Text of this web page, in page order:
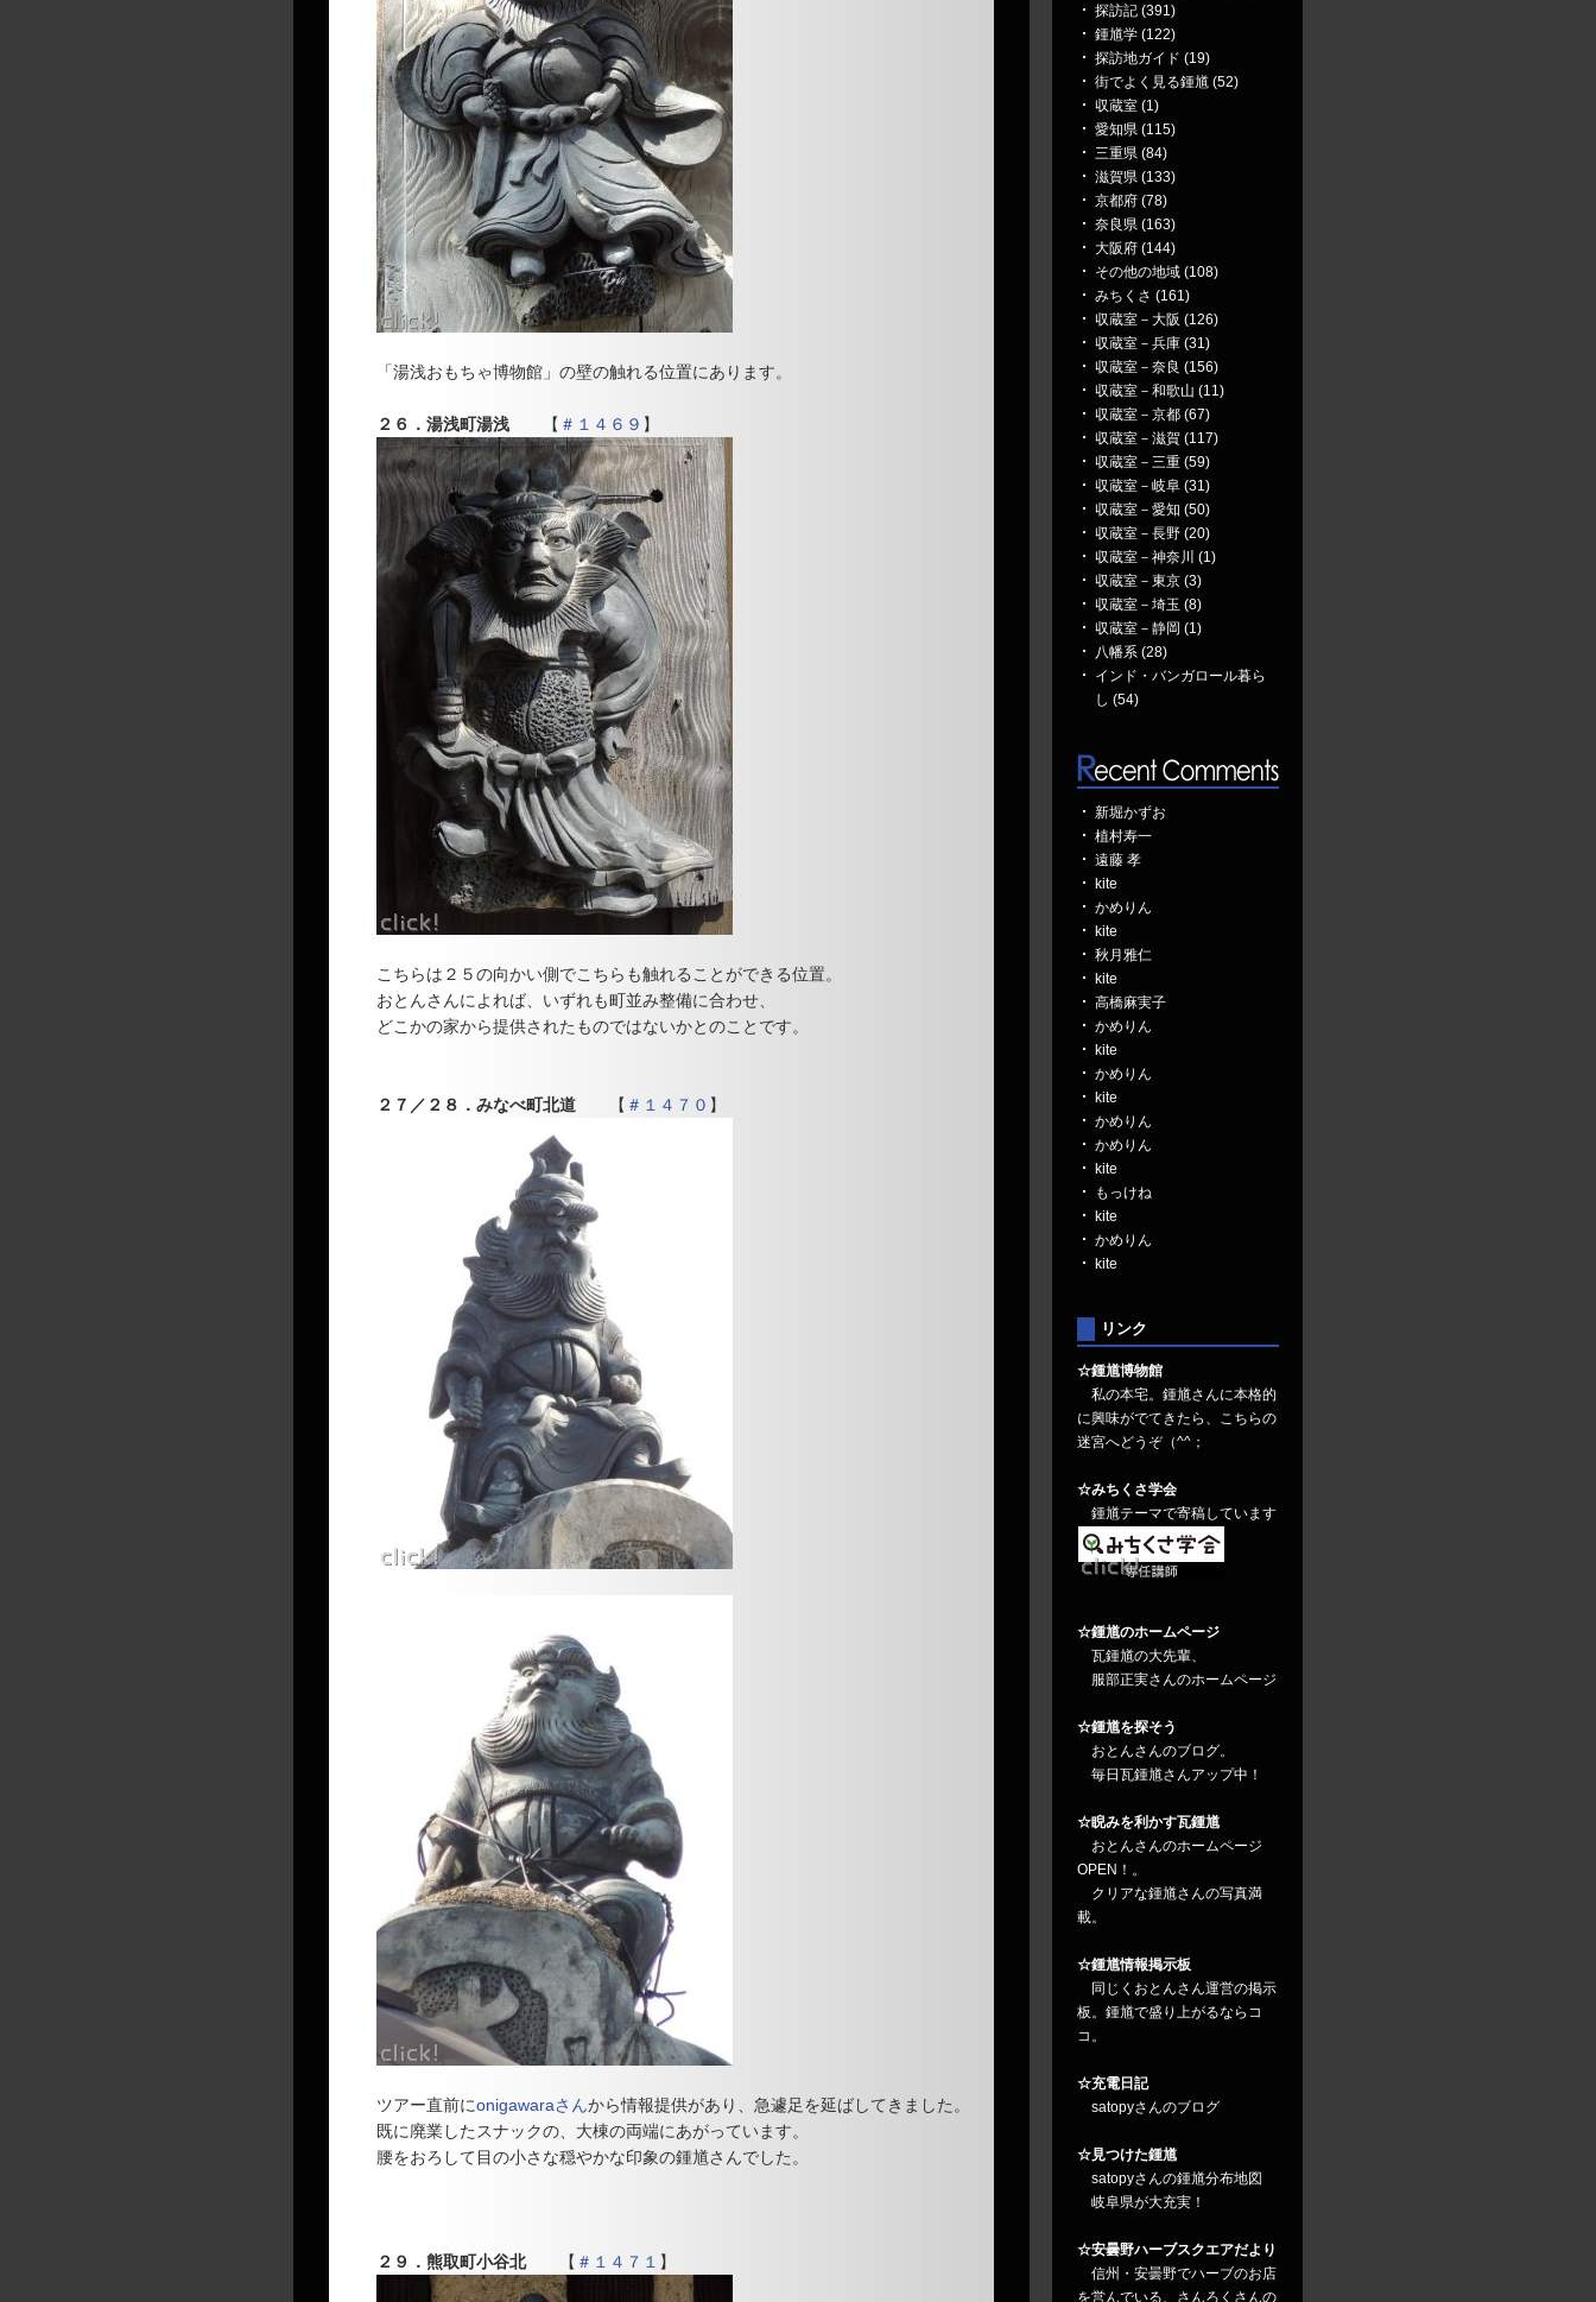
「湯浅おもちゃ博物館」の壁の触れる位置にあります。
２６． 湯浅町湯浅 【 ＃１４６９ 】
こちらは２５の向かい側でこちらも触れることができる位置。
おとんさんによれば、いずれも町並み整備に合わせ、
どこかの家から提供されたものではないかとのことです。
２７／２８． みなべ町北道 【 ＃１４７０ 】
ツアー直前にonigawaraさんから情報提供があり、急遽足を延ばしてきました。
既に廃業したスナックの、大棟の両端にあがっています。
腰をおろして目の小さな穏やかな印象の鍾馗さんでした。
２９． 熊取町小谷北【 ＃１４７１ 】
探訪記 (391)
鍾馗学 (122)
探訪地ガイド (19)
街でよく見る鍾馗 (52)
収蔵室 (1)
愛知県 (115)
三重県 (84)
滋賀県 (133)
京都府 (78)
奈良県 (163)
大阪府 (144)
その他の地域 (108)
みちくさ (161)
収蔵室－大阪 (126)
収蔵室－兵庫 (31)
収蔵室－奈良 (156)
収蔵室－和歌山 (11)
収蔵室－京都 (67)
収蔵室－滋賀 (117)
収蔵室－三重 (59)
収蔵室－岐阜 (31)
収蔵室－愛知 (50)
収蔵室－長野 (20)
収蔵室－神奈川 (1)
収蔵室－東京 (3)
収蔵室－埼玉 (8)
収蔵室－静岡 (1)
八幡系 (28)
インド・バンガロール暮ら
し (54)
新堀かずお
植村寿一
遠藤 孝
kite
かめりん
kite
秋月雅仁
kite
高橋麻実子
かめりん
kite
かめりん
kite
かめりん
かめりん
kite
もっけね
kite
かめりん
kite
リンク
☆鍾馗博物館
私の本宅。鍾馗さんに本格的
に興味がでてきたら、こちらの
迷宮へどうぞ（^^；
☆みちくさ学会
鍾馗テーマで寄稿しています
☆鍾馗のホームページ
瓦鍾馗の大先輩、
服部正実さんのホームページ
☆鍾馗を探そう
おとんさんのブログ。
毎日瓦鍾馗さんアップ中！
☆睨みを利かす瓦鍾馗
おとんさんのホームページ
OPEN！。
クリアな鍾馗さんの写真満
載。
☆鍾馗情報掲示板
同じくおとんさん運営の掲示
板。鍾馗で盛り上がるならコ
コ。
☆充電日記
satopyさんのブログ
☆見つけた鍾馗
satopyさんの鍾馗分布地図
岐阜県が大充実！
☆安曇野ハーブスクエアだより
信州・安曇野でハーブのお店
を営んでいる、さんろくさんの